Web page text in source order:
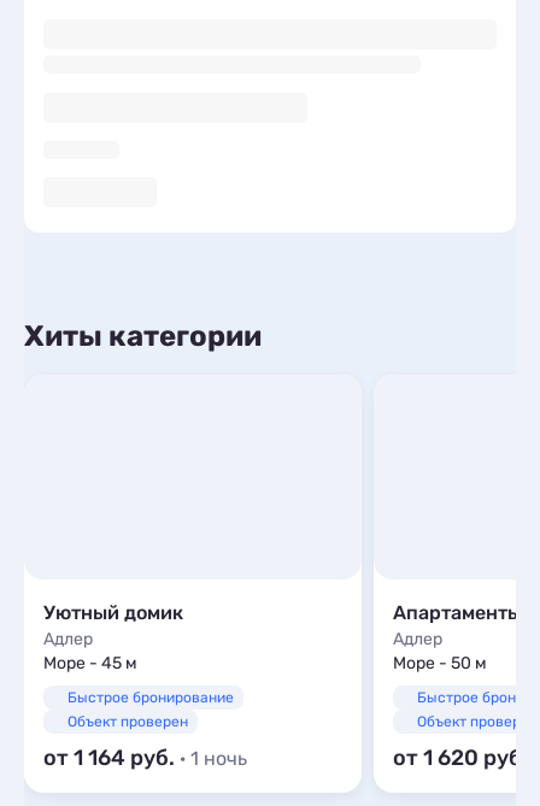
Хиты категории
Уютный домик
Адлер
Море - 45 м
Быстрое бронирование
Объект проверен
от 1 164 · 1 ночь
Апартаменты
Адлер
Море - 50 м
Быстрое
Объект проверен
от 1 620